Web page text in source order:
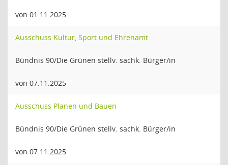
von 01.11.2025
Ausschuss Kultur, Sport und Ehrenamt
Bündnis 90/Die Grünen stellv. sachk. Bürger/in
von 07.11.2025
Ausschuss Planen und Bauen
Bündnis 90/Die Grünen stellv. sachk. Bürger/in
von 07.11.2025